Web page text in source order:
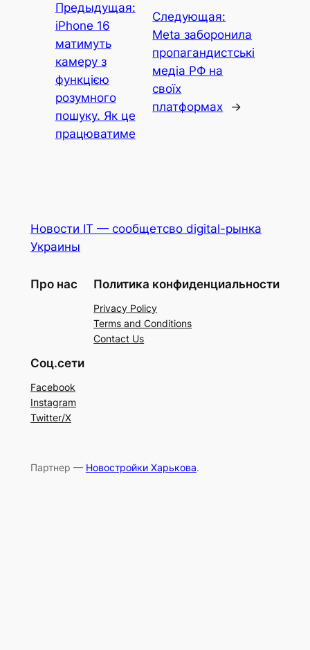
Предыдущая:
iPhone 16
матимуть
камеру з
функцією
розумного
пошуку. Як це
працюватиме
Следующая:
Meta заборонила
пропагандистські
медіа РФ на
своїх
платформах
→
Новости IT — сообщетсво digital-рынка
Украины
Про нас Политика конфиденциальности
Privacy Policy
Terms and Conditions
Contact Us
Соц.сети
Facebook
Instagram
Twitter/X
Партнер — Новостройки Харькова.